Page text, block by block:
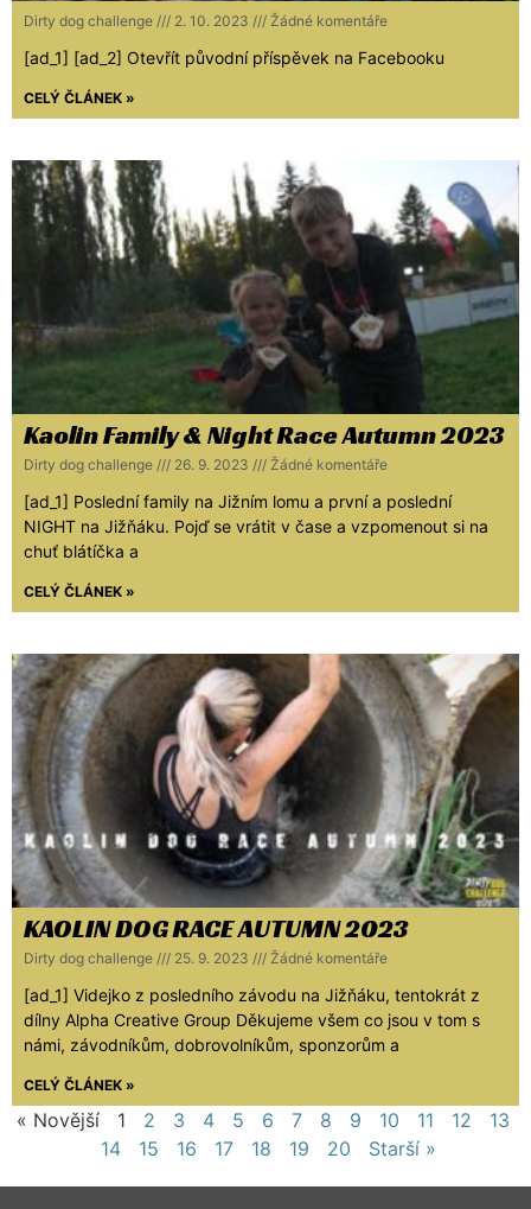
Dirty dog challenge 2. 10. 2023 Žádné komentáře
[ad_1] [ad_2] Otevřít původní příspěvek na Facebooku
CELÝ ČLÁNEK »
Kaolin Family & Night Race Autumn 2023
Dirty dog challenge 26. 9. 2023 Žádné komentáře
[ad_1] Poslední family na Jižním lomu a první a poslední
NIGHT na Jižňáku. Pojď se vrátit v čase a vzpomenout si na
chuť blátíčka a
CELÝ ČLÁNEK »
KAOLIN DOG RACE AUTUMN 2023
Dirty dog challenge 25. 9. 2023 Žádné komentáře
[ad_1] Videjko z posledního závodu na Jižňáku, tentokrát z
dílny Alpha Creative Group Děkujeme všem co jsou v tom s
námi, závodníkům, dobrovolníkům, sponzorům a
CELÝ ČLÁNEK »
« Novější 1 2 3 4 5 6 7 8 9 10 11 12
13
14
15 16 17 18 19 20 Starší »